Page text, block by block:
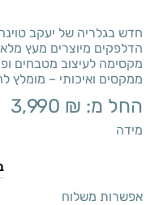
חדש בגלריה של יעקב
הדלפקים מיוצרים מעץ
מקסימה לעיצוב מטבחים
ממקסים ואיכותי – מומלץ
החל מ: 3,990 ₪
מידה
אפשרות משלוח